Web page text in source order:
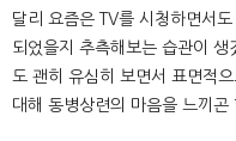
달리 요즘은 TV를 시청하면서
되었을지 추측해보는 습관이
도 괜히 유심히 보면서 표면적
대해 동병상련의 마음을 느끼곤